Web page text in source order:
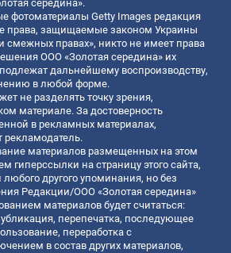
середина».
фотоматериалы Getty Images редакция
права, защищаемые законом Украины
смежных правах», никто не имеет права
ООО «Золотая середина» их
дальнейшему воспроизводству,
в любой форме.
не разделять точку зрения,
материале. За достоверность
в рекламных материалах,
рекламодатель.
материалов размещенных на этом
гиперссылки на страницу этого сайта,
любого другого упоминания, но без
Редакции/ООО «Золотая середина»
материалов будет считаться:
перепечатка, последующее
переработка с
в состав других материалов,